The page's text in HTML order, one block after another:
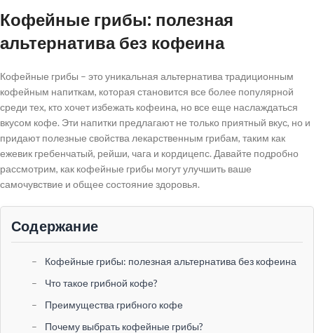
Кофейные грибы: полезная
альтернатива без кофеина
Кофейные грибы – это уникальная альтернатива традиционным
кофейным напиткам, которая становится все более популярной
среди тех, кто хочет избежать кофеина, но все еще наслаждаться
вкусом кофе. Эти напитки предлагают не только приятный вкус, но и
придают полезные свойства лекарственным грибам, таким как
ежевик гребенчатый, рейши, чага и кордицепс. Давайте подробно
рассмотрим, как кофейные грибы могут улучшить ваше
самочувствие и общее состояние здоровья.
Содержание
Кофейные грибы: полезная альтернатива без кофеина
Что такое грибной кофе?
Преимущества грибного кофе
Почему выбрать кофейные грибы?